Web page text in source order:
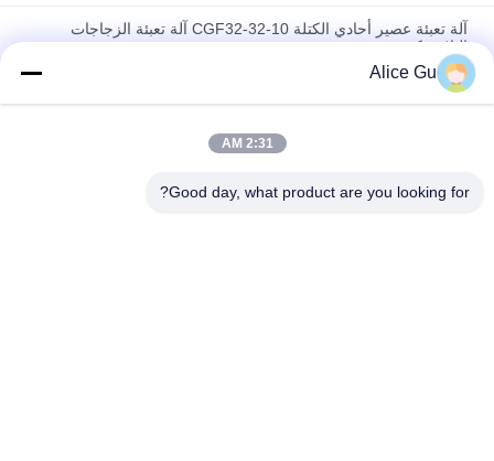
آلة تعبئة عصير أحادي الكتلة CGF32-32-10 آلة تعبئة الزجاجات
البلاستيكية
مم غطاء برغي معدني صفيح
معدات تعبئة عصير البرتقال 3 في 1 من حبيبات اللب الأوتوماتيكية مع
Alice Gu
2:31 AM
Good day, what product are you looking for?